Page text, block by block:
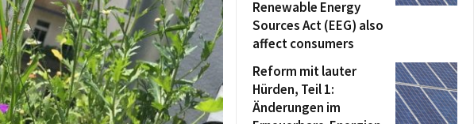
Renewable Energy
Sources Act (EEG) also
affect consumers
Reform mit lauter
Hürden, Teil 1:
Änderungen im